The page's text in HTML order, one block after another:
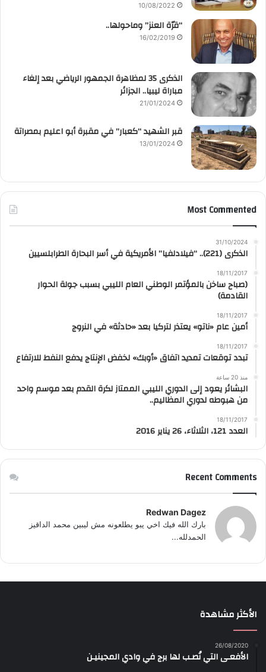
10/08/2022
“قرّة العنز” وماحولها..
16/02/2019
الذكرى 35 لمظاهرة الجمهور الرياضي بعد إلغاء
مباراة ليبيا.. الجزائر
21/01/2024
قبر الشهيد “كعبار” في مقبرة أبو اعليم بمصراتة
13/01/2024
Most Commented
31/10/2024
الذكرى (221).. “فيلادلفيا” الأمريكية في أسر البحارة الطرابلسيين
18/11/2017
(صباح ساخن بالمؤتمر الوطني العام الليبي بسبب جولة الحوار
القادمة)
18/11/2017
أمين عام «ناتو» يعتذر لتركيا بعد «حادثة» في النروج
18/11/2017
تبدد توقعات تمديد اتفاق «أوبك» لخفض الإنتاج يدفع النفط للارتفاع
منذ 20 ساعة
البشائر يعود إلى الدوري الليبي الممتاز لكرة القدم بعد موسم واحد
من هبوطه لدوري المظاليم..
18/11/2017
العدد 121، الثلاثاء، 26 يناير 2016
Recent Comments
Redwan Dagez
بارك الله فيك اخي يبو يطلعونه مش ليبين محمد الداقيز
الحمدلله...
الأكثر مشاهدة
26/08/2020
الأفعـى التي نُصـب لها برج في وادي المجينيـن